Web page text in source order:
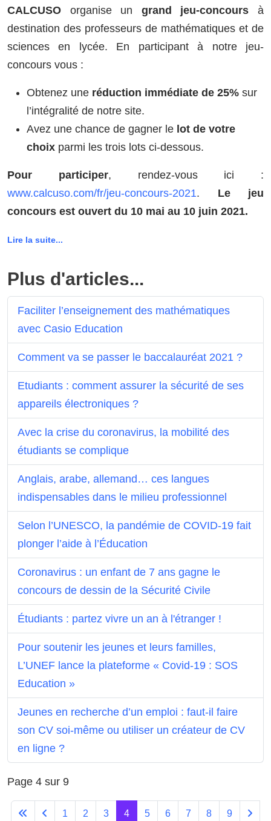
CALCUSO organise un grand jeu-concours à
destination des professeurs de mathématiques et de
sciences en lycée. En participant à notre jeu-
concours vous :
Obtenez une réduction immédiate de 25% sur
l’intégralité de notre site.
Avez une chance de gagner le lot de votre
choix parmi les trois lots ci-dessous.
Pour participer, rendez-vous ici :
www.calcuso.com/fr/jeu-concours-2021. Le jeu
concours est ouvert du 10 mai au 10 juin 2021.
Lire la suite...
Plus d'articles...
Faciliter l’enseignement des mathématiques
avec Casio Education
Comment va se passer le baccalauréat 2021 ?
Etudiants : comment assurer la sécurité de ses
appareils électroniques ?
Avec la crise du coronavirus, la mobilité des
étudiants se complique
Anglais, arabe, allemand… ces langues
indispensables dans le milieu professionnel
Selon l’UNESCO, la pandémie de COVID-19 fait
plonger l’aide à l’Éducation
Coronavirus : un enfant de 7 ans gagne le
concours de dessin de la Sécurité Civile
Étudiants : partez vivre un an à l'étranger !
Pour soutenir les jeunes et leurs familles,
L’UNEF lance la plateforme « Covid-19 : SOS
Education »
Jeunes en recherche d’un emploi : faut-il faire
son CV soi-même ou utiliser un créateur de CV
en ligne ?
Page 4 sur 9
1 2 3 4 5 6 7 8 9